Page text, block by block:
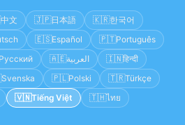
中文 🇯🇵日本語 🇰🇷한국어
🇪🇸Español 🇵🇹Português
🇦🇪العربية 🇮🇳हिन्दी
Svenska 🇵🇱Polski 🇹🇷Türkçe
🇻🇳 Tiếng Việt 🇹🇭ไทย